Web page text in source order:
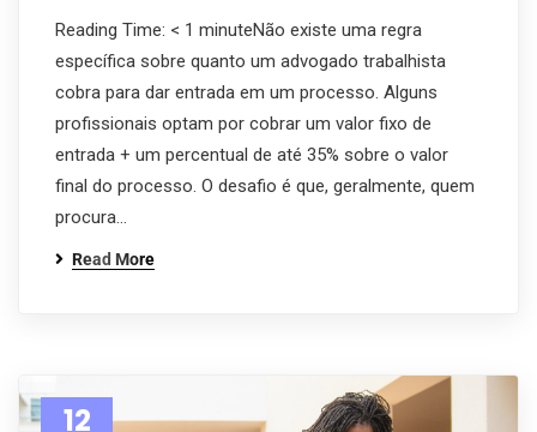
Reading Time: < 1 minuteNão existe uma regra
específica sobre quanto um advogado trabalhista
cobra para dar entrada em um processo. Alguns
profissionais optam por cobrar um valor fixo de
entrada + um percentual de até 35% sobre o valor
final do processo. O desafio é que, geralmente, quem
procura…
Read More
12